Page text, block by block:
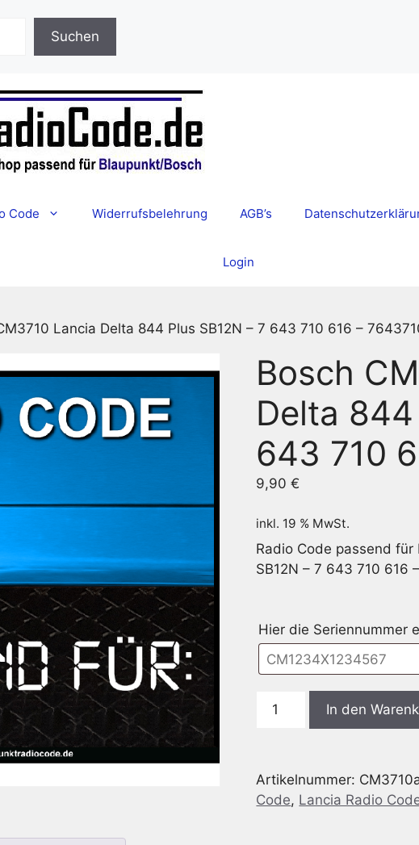
Suchen
Code Widerrufsbelehrung AGB’s
Login
Lancia Delta 844 Plus SB12N – 7 643 710 616 –
Bosch
Delta 844
643 710
9,90€
inkl. 19 % MwSt.
Radio Code passend
SB12N – 7 643 710 616
Hier die Seriennummer
Bosch
844
Plus
In den
Artikelnummer:
Code, Lancia Radio